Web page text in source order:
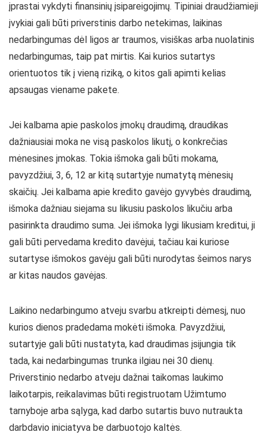
įprastai vykdyti finansinių įsipareigojimų. Tipiniai draudžiamieji
įvykiai gali būti priverstinis darbo netekimas, laikinas
nedarbingumas dėl ligos ar traumos, visiškas arba nuolatinis
nedarbingumas, taip pat mirtis. Kai kurios sutartys
orientuotos tik į vieną riziką, o kitos gali apimti kelias
apsaugas viename pakete.
Jei kalbama apie paskolos įmokų draudimą, draudikas
dažniausiai moka ne visą paskolos likutį, o konkrečias
mėnesines įmokas. Tokia išmoka gali būti mokama,
pavyzdžiui, 3, 6, 12 ar kitą sutartyje numatytą mėnesių
skaičių. Jei kalbama apie kredito gavėjo gyvybės draudimą,
išmoka dažniau siejama su likusiu paskolos likučiu arba
pasirinkta draudimo suma. Jei išmoka lygi likusiam kreditui, ji
gali būti pervedama kredito davėjui, tačiau kai kuriose
sutartyse išmokos gavėju gali būti nurodytas šeimos narys
ar kitas naudos gavėjas.
Laikino nedarbingumo atveju svarbu atkreipti dėmesį, nuo
kurios dienos pradedama mokėti išmoka. Pavyzdžiui,
sutartyje gali būti nustatyta, kad draudimas įsijungia tik
tada, kai nedarbingumas trunka ilgiau nei 30 dienų.
Priverstinio nedarbo atveju dažnai taikomas laukimo
laikotarpis, reikalavimas būti registruotam Užimtumo
tarnyboje arba sąlyga, kad darbo sutartis buvo nutraukta
darbdavio iniciatyva be darbuotojo kaltės.